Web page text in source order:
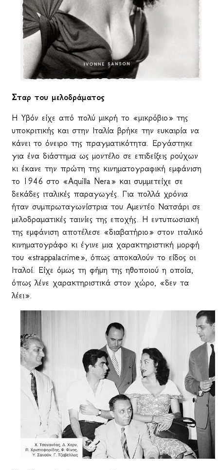
Σταρ του μελοδράματος
Η Υβόν είχε από πολύ μικρή το «μικρόβιο» της
υποκριτικής και στην Ιταλία βρήκε την ευκαιρία να
κάνει το όνειρο της πραγματικότητα. Εργάστηκε
για ένα διάστημα ως μοντέλο σε επιδείξεις ρούχων
κι έκανε την πρώτη της κινηματογραφική εμφάνιση
το 1946 στο «Aquilla Nera» και συμμετείχε σε
δεκάδες ιταλικές παραγωγές. Για πολλά χρόνια
ήταν συμπρωταγωνίστρια του Αμεντέο Νατσάρι σε
μελοδραματικές ταινίες της εποχής. Η εντυπωσιακή
της εμφάνιση αποτέλεσε «διαβατήριο» στον ιταλικό
κινηματογράφο κι έγινε μια χαρακτηριστική μορφή
του «strappalacrime», όπως αποκαλούν το είδος οι
Ιταλοί. Είχε όμως τη φήμη της ηθοποιού η οποία,
όπως λένε χαρακτηριστικά στον χώρο, «δεν τα
λέει».